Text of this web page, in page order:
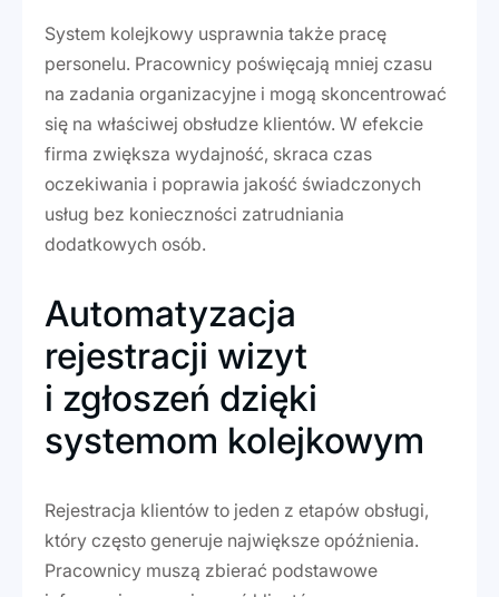
System kolejkowy usprawnia także pracę
personelu. Pracownicy poświęcają mniej czasu
na zadania organizacyjne i mogą skoncentrować
się na właściwej obsłudze klientów. W efekcie
firma zwiększa wydajność, skraca czas
oczekiwania i poprawia jakość świadczonych
usług bez konieczności zatrudniania
dodatkowych osób.
Automatyzacja
rejestracji wizyt
i zgłoszeń dzięki
systemom kolejkowym
Rejestracja klientów to jeden z etapów obsługi,
który często generuje największe opóźnienia.
Pracownicy muszą zbierać podstawowe